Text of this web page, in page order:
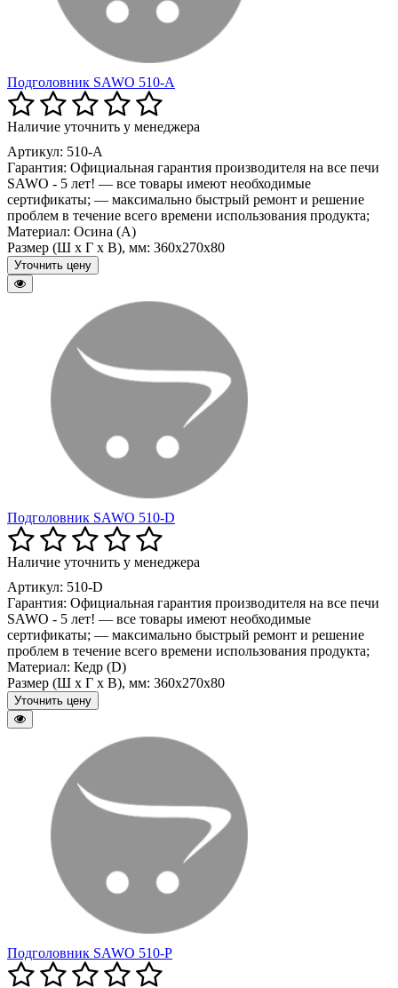
Подголовник SAWO 510-A
Наличие уточнить у менеджера
Артикул: 510-A
Гарантия: Официальная гарантия производителя на все печи
SAWO - 5 лет! — все товары имеют необходимые
сертификаты; — максимально быстрый ремонт и решение
проблем в течение всего времени использования продукта;
Материал: Осина (A)
Размер (Ш x Г x В), мм: 360x270x80
Уточнить цену
Подголовник SAWO 510-D
Наличие уточнить у менеджера
Артикул: 510-D
Гарантия: Официальная гарантия производителя на все печи
SAWO - 5 лет! — все товары имеют необходимые
сертификаты; — максимально быстрый ремонт и решение
проблем в течение всего времени использования продукта;
Материал: Кедр (D)
Размер (Ш x Г x В), мм: 360x270x80
Уточнить цену
Подголовник SAWO 510-P